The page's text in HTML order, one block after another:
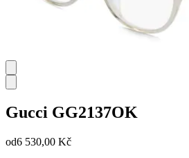
Gucci GG2137OK
od6 530,00 Kč